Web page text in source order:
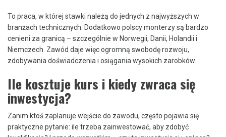
To praca, w której stawki należą do jednych z najwyższych w
branżach technicznych. Dodatkowo polscy monterzy są bardzo
cenieni za granicą – szczególnie w Norwegii, Danii, Holandii i
Niemczech. Zawód daje więc ogromną swobodę rozwoju,
zdobywania doświadczenia i osiągania wysokich zarobków.
Ile kosztuje kurs i kiedy zwraca się
inwestycja?
Zanim ktoś zaplanuje wejście do zawodu, często pojawia się
praktyczne pytanie: ile trzeba zainwestować, aby zdobyć